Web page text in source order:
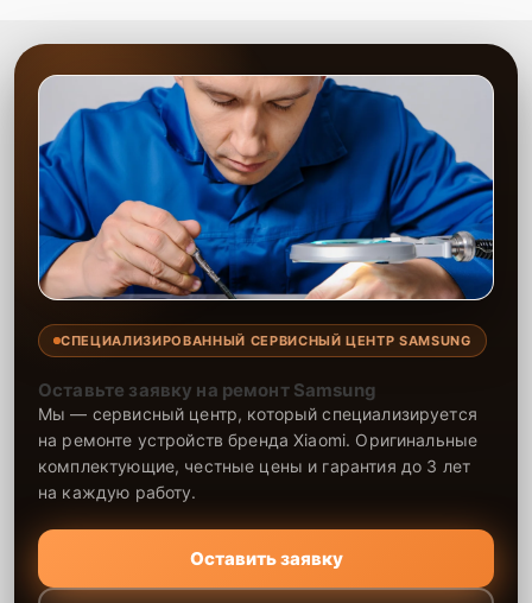
СПЕЦИАЛИЗИРОВАННЫЙ СЕРВИСНЫЙ ЦЕНТР SAMSUNG
Оставьте заявку на ремонт Samsung
Мы — сервисный центр, который специализируется
на ремонте устройств бренда Xiaomi. Оригинальные
комплектующие, честные цены и гарантия до 3 лет
на каждую работу.
Оставить заявку